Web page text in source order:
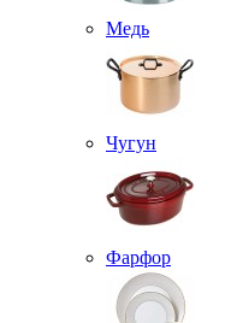
Медь
Чугун
Фарфор